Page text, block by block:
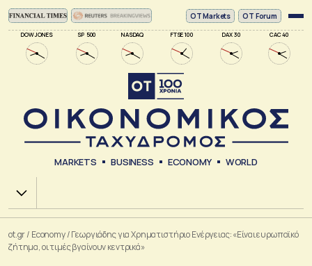
DOW JONES SP 500 NASDAQ FTSE 100 DAX 30 CAC 40
ΟΤ Markets OT Forum
MARKETS BUSINESS ECONOMY WORLD
Χ.Α.
ot.gr/ Economy/Γεωργιάδης για Χρηματιστήριο Ενέργειας: «Είναι ευρωπαϊκό
ζήτημα, οι τιμές βγαίνουν κεντρικά»